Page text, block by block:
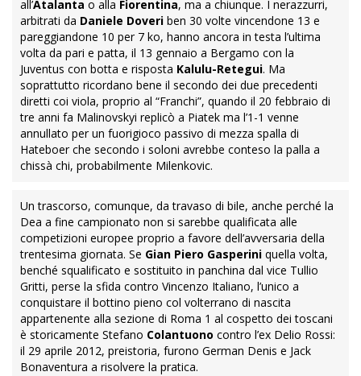
all’Atalanta o alla Fiorentina, ma a chiunque. I nerazzurri,
arbitrati da Daniele Doveri ben 30 volte vincendone 13 e
pareggiandone 10 per 7 ko, hanno ancora in testa l’ultima
volta da pari e patta, il 13 gennaio a Bergamo con la
Juventus con botta e risposta Kalulu-Retegui. Ma
soprattutto ricordano bene il secondo dei due precedenti
diretti coi viola, proprio al “Franchi”, quando il 20 febbraio di
tre anni fa Malinovskyi replicò a Piatek ma l’1-1 venne
annullato per un fuorigioco passivo di mezza spalla di
Hateboer che secondo i soloni avrebbe conteso la palla a
chissà chi, probabilmente Milenkovic.
Un trascorso, comunque, da travaso di bile, anche perché la
Dea a fine campionato non si sarebbe qualificata alle
competizioni europee proprio a favore dell’avversaria della
trentesima giornata. Se Gian Piero Gasperini quella volta,
benché squalificato e sostituito in panchina dal vice Tullio
Gritti, perse la sfida contro Vincenzo Italiano, l’unico a
conquistare il bottino pieno col volterrano di nascita
appartenente alla sezione di Roma 1 al cospetto dei toscani
è storicamente Stefano Colantuono contro l’ex Delio Rossi:
il 29 aprile 2012, preistoria, furono German Denis e Jack
Bonaventura a risolvere la pratica.